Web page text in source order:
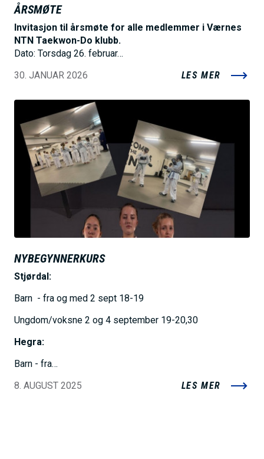
ÅRSMØTE
Invitasjon til årsmøte for alle medlemmer i Værnes
NTN Taekwon-Do klubb.
Dato: Torsdag 26. februar…
30. JANUAR 2026
LES MER
NYBEGYNNERKURS
Stjørdal:
Barn - fra og med 2 sept 18-19
Ungdom/voksne 2 og 4 september 19-20,30
Hegra:
Barn - fra…
8. AUGUST 2025
LES MER